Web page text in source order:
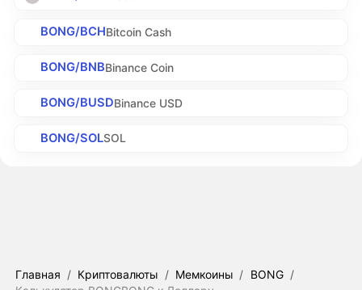
BONG/BCHBitcoin Cash
BONG/BNBBinance Coin
BONG/BUSDBinance USD
BONG/SOLSOL
Главная / Криптовалюты / Мемкоины / BONG /